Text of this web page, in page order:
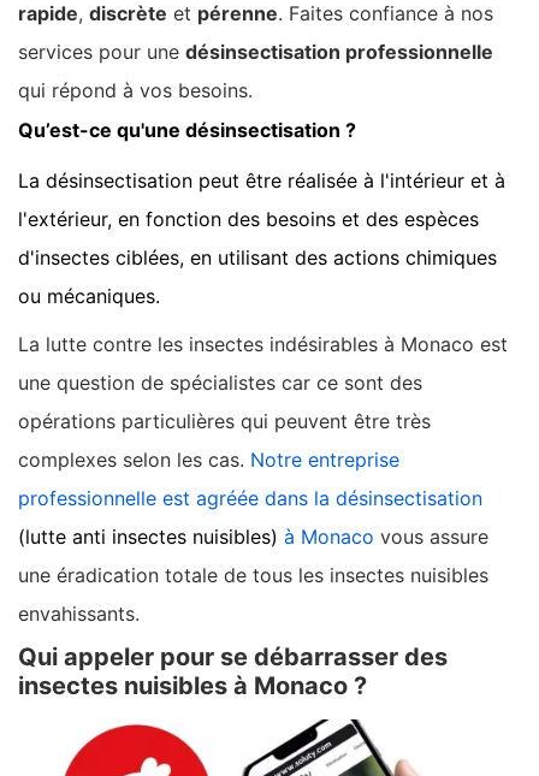
rapide, discrète et pérenne. Faites confiance à nos
services pour une désinsectisation professionnelle
qui répond à vos besoins.
Qu’est-ce qu'une désinsectisation ?
La désinsectisation peut être réalisée à l'intérieur et à
l'extérieur, en fonction des besoins et des espèces
d'insectes ciblées, en utilisant des actions chimiques
ou mécaniques.
La lutte contre les insectes indésirables à Monaco est
une question de spécialistes car ce sont des
opérations particulières qui peuvent être très
complexes selon les cas. Notre entreprise
professionnelle est agréée dans la désinsectisation
(lutte anti insectes nuisibles) à Monaco vous assure
une éradication totale de tous les insectes nuisibles
envahissants.
Qui appeler pour se débarrasser des
insectes nuisibles à Monaco ?